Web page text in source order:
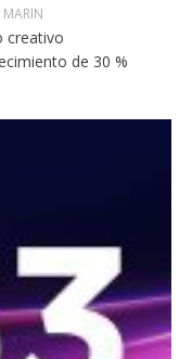
creativo
de 30 %